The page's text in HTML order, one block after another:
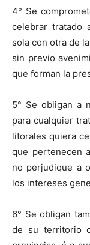
4° Se
celebrar tratado
sola con otra de
sin previo
que forman la
5° Se obligan a
para cualquier
litorales quiera
que pertenecen
no perjudique a
los intereses
6° Se obligan
de su territorio